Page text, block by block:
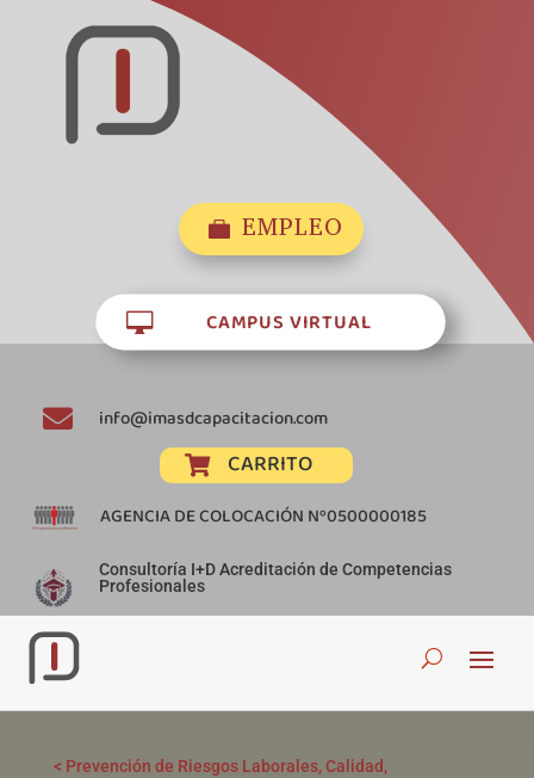
 EMPLEO
 CAMPUS VIRTUAL
 info@imasdcapacitacion.com
 CARRITO
AGENCIA DE COLOCACIÓN Nº0500000185
Consultoría I+D Acreditación de Competencias
Profesionales
< Prevención de Riesgos Laborales, Calidad,